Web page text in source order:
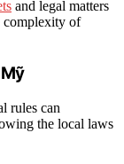
and legal matters
complexity of
rules can
the local laws